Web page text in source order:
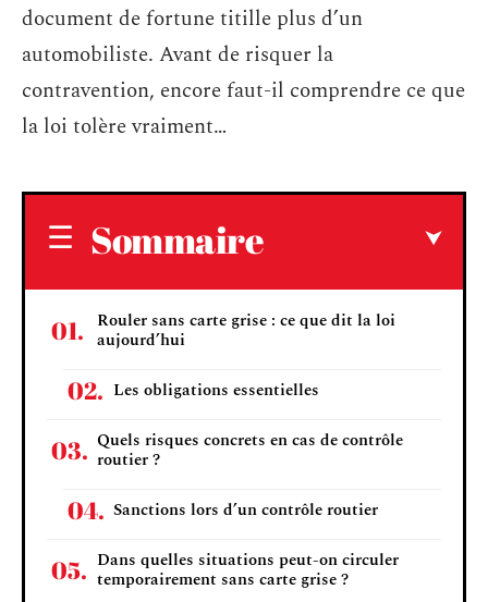
document de fortune titille plus d’un
automobiliste. Avant de risquer la
contravention, encore faut-il comprendre ce que
la loi tolère vraiment…
Sommaire
Rouler sans carte grise : ce que dit la loi
aujourd’hui
Les obligations essentielles
Quels risques concrets en cas de contrôle
routier ?
Sanctions lors d’un contrôle routier
Dans quelles situations peut-on circuler
temporairement sans carte grise ?